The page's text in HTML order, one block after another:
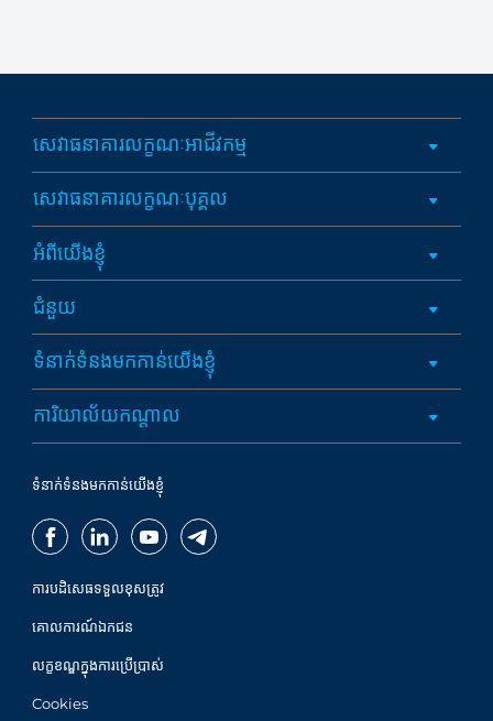
សេវាធនាគារលក្ខណៈអាជីវកម្ម
សេវាធនាគារលក្ខណៈបុគ្គល
អំពីយើងខ្ញុំ
ជំនួយ
ទំនាក់ទំនងមកកាន់យើងខ្ញុំ
ការិយាល័យកណ្តាល
ទំនាក់ទំនងមកកាន់យើងខ្ញុំ
ការបដិសេធទទួលខុសត្រូវ
គោលការណ៍ឯកជន
លក្ខខណ្ឌក្នុងការប្រើប្រាស់
Cookies